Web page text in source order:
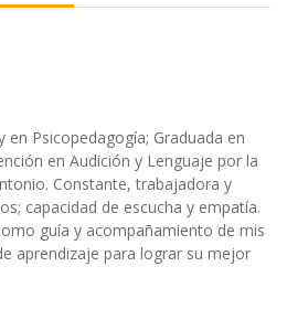
en Psicopedagogía; Graduada en
en Audición y Lenguaje por la
Constante, trabajadora y
capacidad de escucha y empatía.
guía y acompañamiento de mis
aprendizaje para lograr su mejor